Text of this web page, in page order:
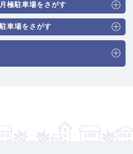
極駐車場をさがす
車場をさがす